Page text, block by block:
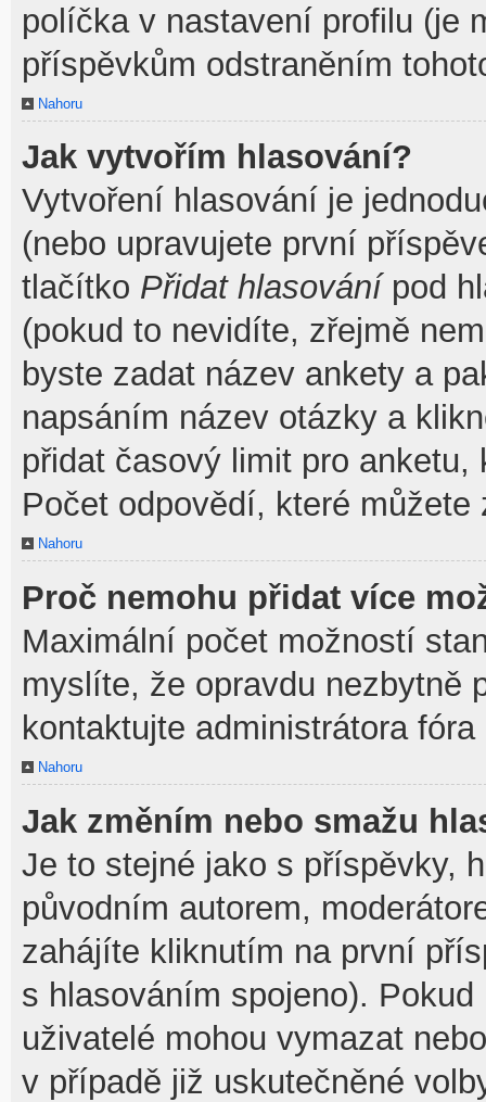
políčka v nastavení profilu (je
příspěvkům odstraněním
Nahoru
Jak vytvořím hlasování?
Vytvoření hlasování je
(nebo upravujete první
tlačítko Přidat hlasovánípod
(pokud to nevidíte, zřejmě
byste zadat název ankety a
napsáním název otázky a
přidat časový limit pro
Počet odpovědí, které
Nahoru
Proč nemohu přidat více
Maximální počet možností
myslíte, že opravdu nezbytně
kontaktujte administrátora
Nahoru
Jak změním nebo smažu
Je to stejné jako s příspěvky,
původním autorem,
zahájíte kliknutím na první
s hlasováním spojeno).
uživatelé mohou vymazat
v případě již uskutečněné